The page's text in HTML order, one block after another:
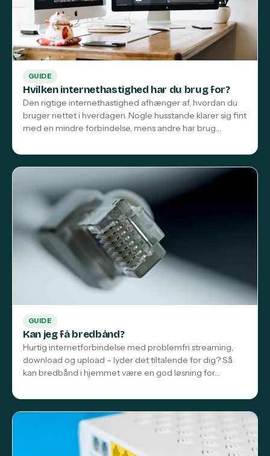
GUIDE
Hvilken internethastighed har du brug for?
Den rigtige internethastighed afhænger af, hvordan du
bruger nettet i hverdagen. Nogle husstande klarer sig fint
med en mindre forbindelse, mens andre har brug…
GUIDE
Kan jeg få bredbånd?
Hurtig internetforbindelse med problemfri streaming,
download og upload – lyder det tiltalende for dig? Så
kan bredbånd i hjemmet være en god løsning for…